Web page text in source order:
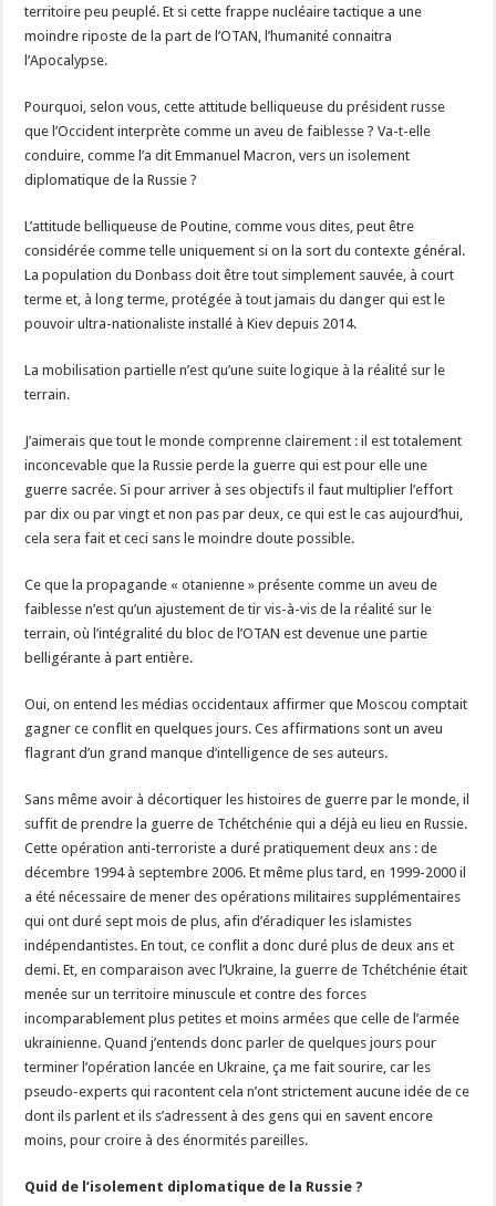
territoire peu peuplé. Et si cette frappe nucléaire tactique a une
moindre riposte de la part de l’OTAN, l’humanité connaitra
l’Apocalypse.
Pourquoi, selon vous, cette attitude belliqueuse du président russe
que l’Occident interprète comme un aveu de faiblesse ? Va-t-elle
conduire, comme l’a dit Emmanuel Macron, vers un isolement
diplomatique de la Russie ?
L’attitude belliqueuse de Poutine, comme vous dites, peut être
considérée comme telle uniquement si on la sort du contexte général.
La population du Donbass doit être tout simplement sauvée, à court
terme et, à long terme, protégée à tout jamais du danger qui est le
pouvoir ultra-nationaliste installé à Kiev depuis 2014.
La mobilisation partielle n’est qu’une suite logique à la réalité sur le
terrain.
J’aimerais que tout le monde comprenne clairement : il est totalement
inconcevable que la Russie perde la guerre qui est pour elle une
guerre sacrée. Si pour arriver à ses objectifs il faut multiplier l’effort
par dix ou par vingt et non pas par deux, ce qui est le cas aujourd’hui,
cela sera fait et ceci sans le moindre doute possible.
Ce que la propagande « otanienne » présente comme un aveu de
faiblesse n’est qu’un ajustement de tir vis-à-vis de la réalité sur le
terrain, où l’intégralité du bloc de l’OTAN est devenue une partie
belligérante à part entière.
Oui, on entend les médias occidentaux affirmer que Moscou comptait
gagner ce conflit en quelques jours. Ces affirmations sont un aveu
flagrant d’un grand manque d’intelligence de ses auteurs.
Sans même avoir à décortiquer les histoires de guerre par le monde, il
suffit de prendre la guerre de Tchétchénie qui a déjà eu lieu en Russie.
Cette opération anti-terroriste a duré pratiquement deux ans : de
décembre 1994 à septembre 2006. Et même plus tard, en 1999-2000 il
a été nécessaire de mener des opérations militaires supplémentaires
qui ont duré sept mois de plus, afin d’éradiquer les islamistes
indépendantistes. En tout, ce conflit a donc duré plus de deux ans et
demi. Et, en comparaison avec l’Ukraine, la guerre de Tchétchénie était
menée sur un territoire minuscule et contre des forces
incomparablement plus petites et moins armées que celle de l’armée
ukrainienne. Quand j’entends donc parler de quelques jours pour
terminer l’opération lancée en Ukraine, ça me fait sourire, car les
pseudo-experts qui racontent cela n’ont strictement aucune idée de ce
dont ils parlent et ils s’adressent à des gens qui en savent encore
moins, pour croire à des énormités pareilles.
Quid de l’isolement diplomatique de la Russie ?